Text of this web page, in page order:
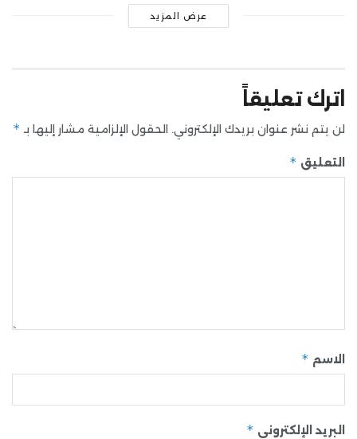
عرض المزيد
اترك تعليقاً
لن يتم نشر عنوان بريدك الإلكتروني. الحقول الإلزامية مشار إليها بـ *
التعليق *
الاسم *
البريد الإلكتروني *